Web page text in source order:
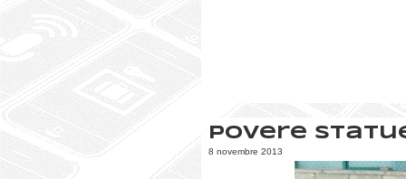
Povere
8 novembre 2013